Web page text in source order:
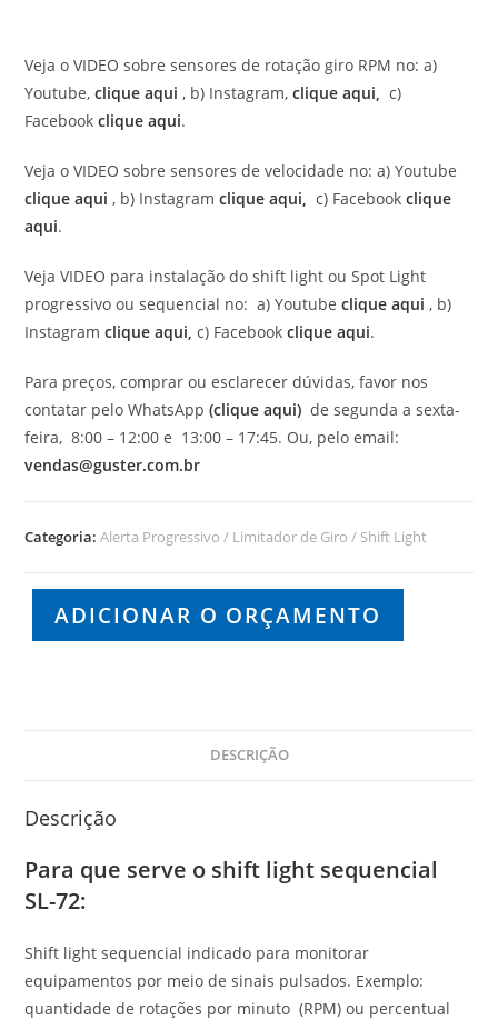
Veja o VIDEO sobre sensores de rotação giro RPM no: a)
Youtube,clique aqui , b) Instagram, clique aqui, c)
Facebook clique aqui.
Veja o VIDEO sobre sensores de velocidade no: a) Youtube
clique aqui , b) Instagram clique aqui, c) Facebook clique
aqui.
Veja VIDEO para instalação do shift light ou Spot Light
progressivo ou sequencial no: a) Youtubeclique aqui , b)
Instagram clique aqui, c) Facebook clique aqui.
Para preços, comprar ou esclarecer dúvidas, favor nos
contatar pelo WhatsApp(clique aqui) de segunda a sexta-
feira, 8:00 – 12:00 e 13:00 – 17:45. Ou, pelo email:
vendas@guster.com.br
Categoria:Alerta Progressivo / Limitador de Giro / Shift Light
ADICIONAR O ORÇAMENTO
DESCRIÇÃO
Descrição
Para que serve o shift light sequencial
SL-72:
Shift light sequencial indicado para monitorar
equipamentos por meio de sinais pulsados. Exemplo:
quantidade de rotações por minuto (RPM) ou percentual